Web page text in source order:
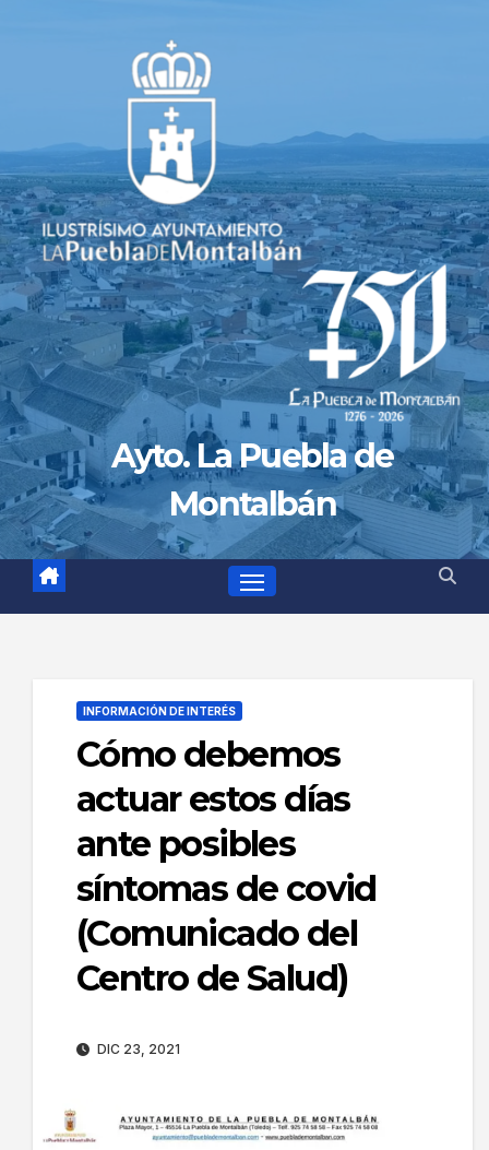
Ayto. La Puebla de
Montalbán
INFORMACIÓN DE INTERÉS
Cómo debemos
actuar estos días
ante posibles
síntomas de covid
(Comunicado del
Centro de Salud)
DIC 23, 2021